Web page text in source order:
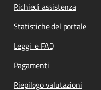
Richiedi assistenza
Statistiche del portale
Leggi le FAQ
Pagamenti
Riepilogo valutazioni